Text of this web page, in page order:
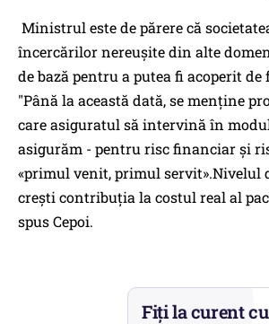
Ministrul este de părere că
încercărilor nereușite din alte
de bază pentru a putea fi acoperit
"Până la această dată, se menţine
care asiguratul să intervină în
asigurăm - pentru risc financiar şi
«primul venit, primul servit».Nivelul
creşti contribuţia la costul real al
spus Cepoi.
Fiți la curent